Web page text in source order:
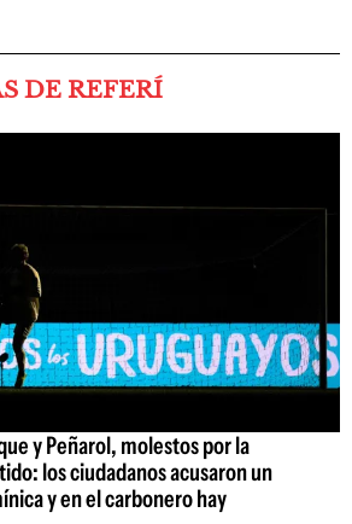
DE REFERÍ
y Peñarol, molestos por la
los ciudadanos acusaron un
y en el carbonero hay